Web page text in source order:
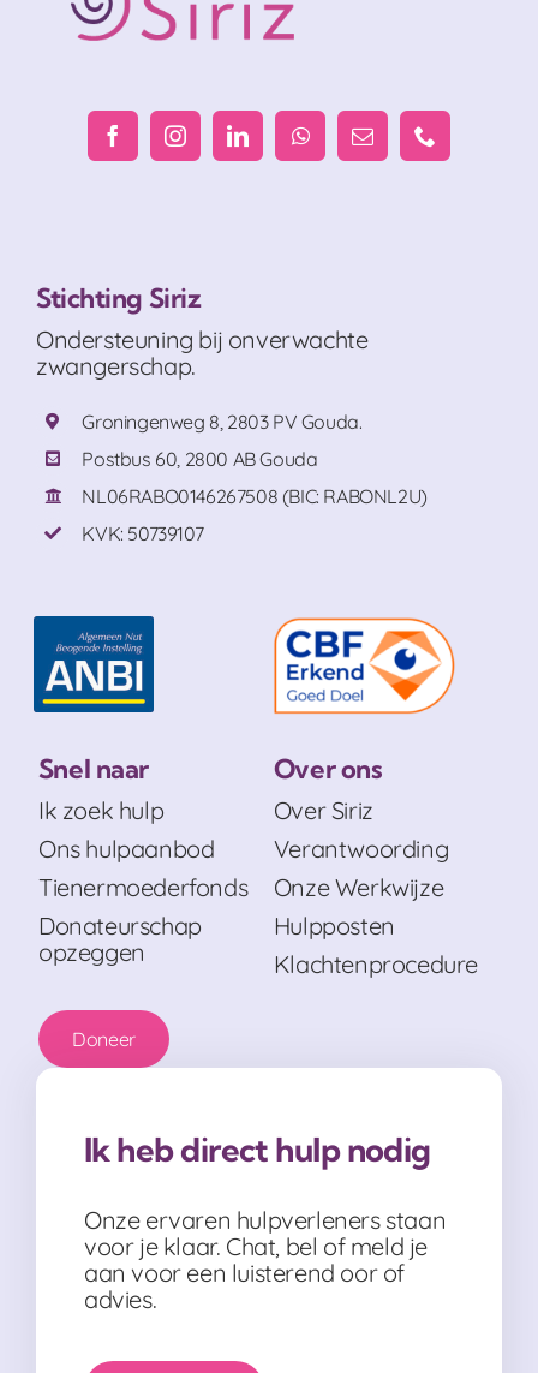
Stichting Siriz
Ondersteuning bij onverwachte
zwangerschap.
Groningenweg 8, 2803 PV Gouda.
Postbus 60, 2800 AB Gouda
NL06RABO0146267508 (BIC: RABONL2U)
KVK: 50739107
Snel naar
Ik zoek hulp
Ons hulpaanbod
Tienermoederfonds
Donateurschap
opzeggen
Doneer
Over ons
Over Siriz
Verantwoording
Onze Werkwijze
Hulpposten
Klachtenprocedure
Ik heb direct hulp nodig
Onze ervaren hulpverleners staan
voor je klaar. Chat, bel of meld je
aan voor een luisterend oor of
advies.